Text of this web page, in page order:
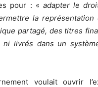
pour : « adapter le
la représentation
partagé, des titres
ni livrés dans un
voulait ouvrir